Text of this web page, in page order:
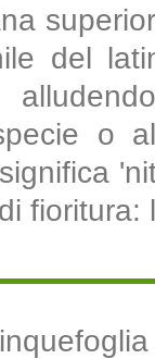
del
o
fioritura: